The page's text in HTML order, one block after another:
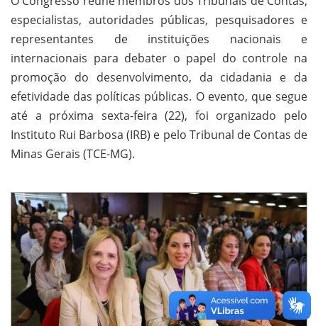
especialistas, autoridades públicas, pesquisadores e
representantes de instituições nacionais e
internacionais para debater o papel do controle na
promoção do desenvolvimento, da cidadania e da
efetividade das políticas públicas. O evento, que segue
até a próxima sexta-feira (22), foi organizado pelo
Instituto Rui Barbosa (IRB) e pelo Tribunal de Contas de
Minas Gerais (TCE-MG).